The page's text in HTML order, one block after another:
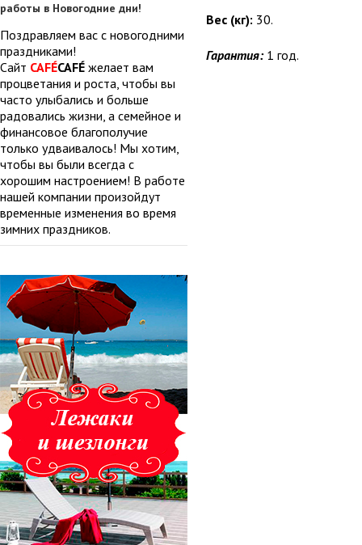
работы в Новогодние дни!
Поздравляем вас с новогодними
праздниками!
Сайт CAFÉCAFÉ желает вам
процветания и роста, чтобы вы
часто улыбались и больше
радовались жизни, а семейное и
финансовое благополучие
только удваивалось! Мы хотим,
чтобы вы были всегда с
хорошим настроением! В работе
нашей компании произойдут
временные изменения во время
зимних праздников.
Вес (кг): 30.
Гарантия:1 год.